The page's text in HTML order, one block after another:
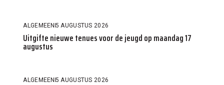
ALGEMEEN5 AUGUSTUS 2026
Uitgifte nieuwe tenues voor de jeugd op maandag 17
augustus
ALGEMEEN5 AUGUSTUS 2026